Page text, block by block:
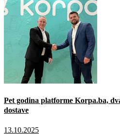
Pet godina platforme Korpa.ba,
dostave
13.10.2025